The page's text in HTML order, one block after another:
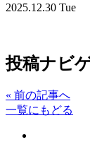
2025.12.30 Tue
投稿ナビ
« 前の記事へ
一覧にもどる